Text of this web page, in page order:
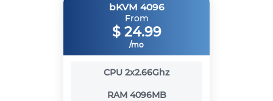
bKVM 4096
From
$ 24.99
/mo
CPU 2x2.66Ghz
RAM 4096MB